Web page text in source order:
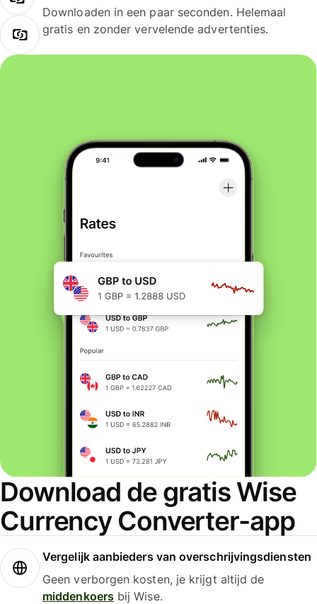
Downloaden in een paar seconden. Helemaal
gratis en zonder vervelende advertenties.
Download de gratis Wise
Currency Converter-app
Vergelijk aanbieders van overschrijvingsdiensten
Geen verborgen kosten, je krijgt altijd de
middenkoersbij Wise.